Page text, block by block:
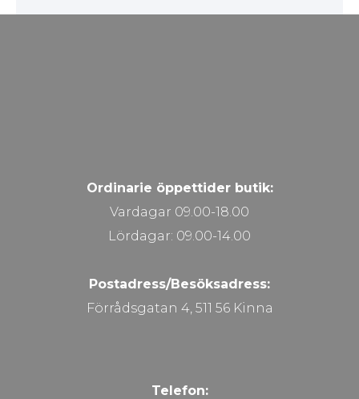
Ordinarie öppettider butik:
Vardagar 09.00-18.00
Lördagar: 09.00-14.00
Postadress/Besöksadress:
Förrådsgatan 4, 511 56 Kinna
Telefon: